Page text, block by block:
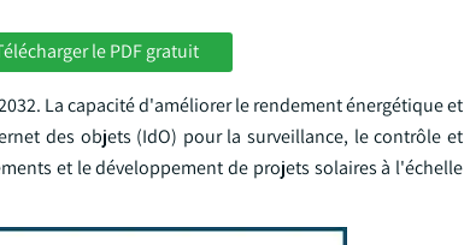
le PDF gratuit
La capacité d'améliorer le rendement énergétique et
des objets (IdO) pour la surveillance, le contrôle et
et le développement de projets solaires à l'échelle